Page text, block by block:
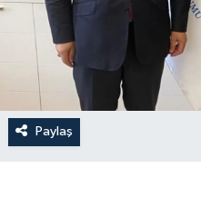
Paylaş
KSÜ
DÜNYA
ROPORTAJ
MAGAZİN